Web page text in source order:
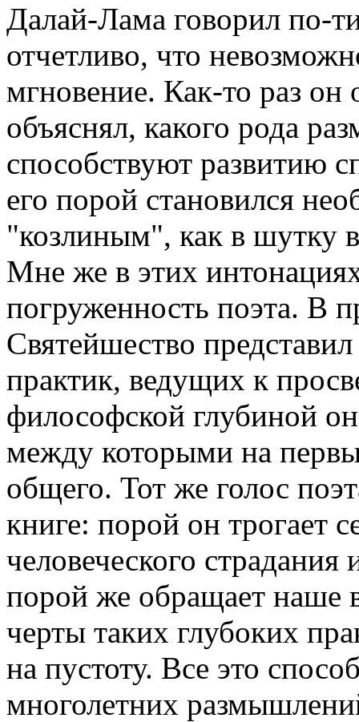
Далай-Лама говорил по-
отчетливо, что
мгновение. Как-то раз
объяснял, какого рода
способствуют развитию
его порой становился
"козлиным", как в шутку
Мне же в этих
погруженность поэта. В
Святейшество
практик, ведущих к
философской глубиной
между которыми на
общего. Тот же голос
книге: порой он трогает
человеческого
порой же обращает наше
черты таких глубоких
на пустоту. Все это
многолетних